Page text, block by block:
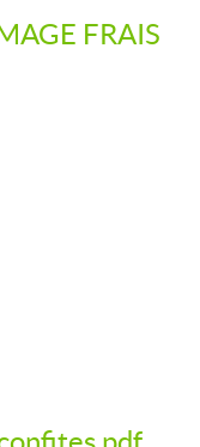
FRAIS